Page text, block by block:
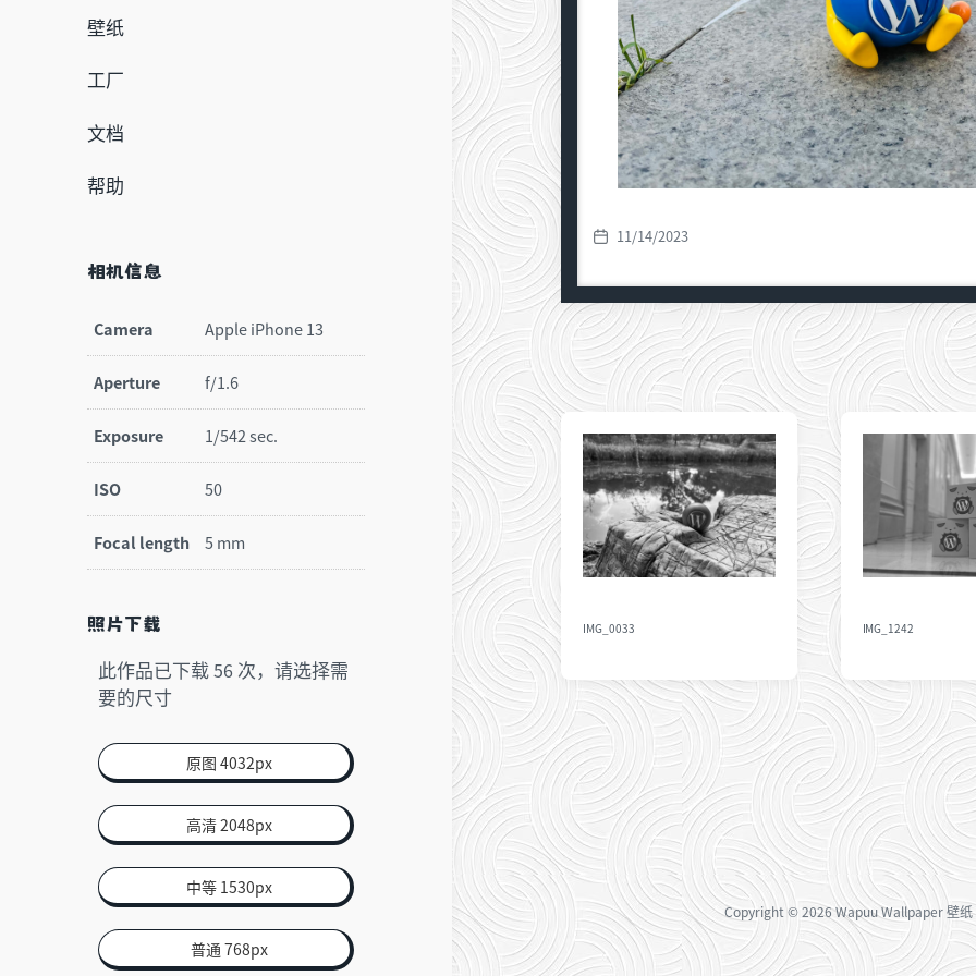
壁纸
工厂
文档
帮助
相机信息
Camera Apple iPhone 13
Aperture f/1.6
Exposure 1/542 sec.
ISO 50
Focal length 5 mm
照片下载
此作品已下载56 次，请选择需
要的尺寸
原图 4032px
高清 2048px
中等 1530px
普通 768px
发
布
日
期
11/14/2023
IMG_0033 IMG_1242
Copyright© 2026Wapuu Wallpaper 壁纸